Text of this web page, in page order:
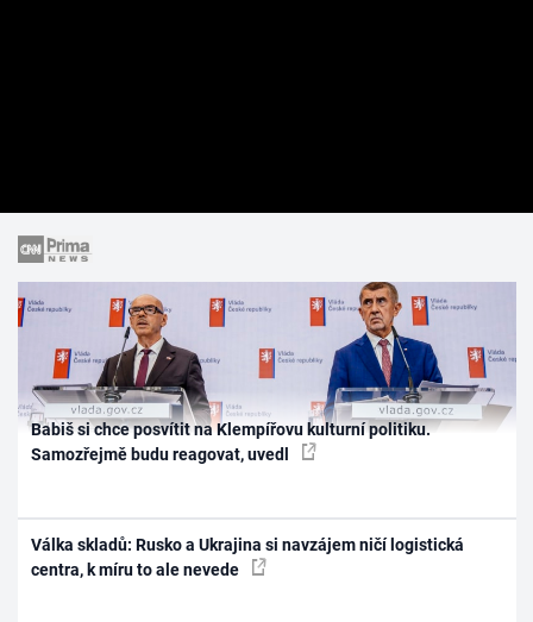
Babiš si chce posvítit na Klempířovu kulturní politiku.
Samozřejmě budu reagovat, uvedl
Válka skladů: Rusko a Ukrajina si navzájem ničí logistická
centra, k míru to ale nevede